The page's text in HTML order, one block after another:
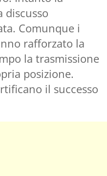
discusso
Comunque i
rafforzato la
la trasmissione
posizione.
il successo